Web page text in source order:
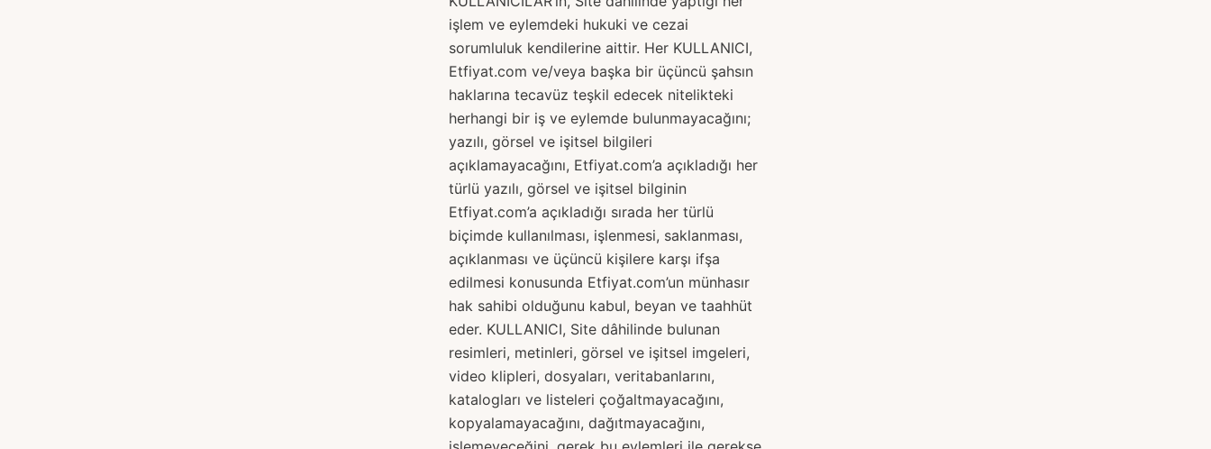
işlem ve eylemdeki hukuki ve cezai
sorumluluk kendilerine aittir. Her KULLANICI,
Etfiyat.com ve/veya başka bir üçüncü şahsın
haklarına tecavüz teşkil edecek nitelikteki
herhangi bir iş ve eylemde bulunmayacağını;
yazılı, görsel ve işitsel bilgileri
açıklamayacağını, Etfiyat.com’a açıkladığı her
türlü yazılı, görsel ve işitsel bilginin
Etfiyat.com’a açıkladığı sırada her türlü
biçimde kullanılması, işlenmesi, saklanması,
açıklanması ve üçüncü kişilere karşı ifşa
edilmesi konusunda Etfiyat.com’un münhasır
hak sahibi olduğunu kabul, beyan ve taahhüt
eder. KULLANICI, Site dâhilinde bulunan
resimleri, metinleri, görsel ve işitsel imgeleri,
video klipleri, dosyaları, veritabanlarını,
katalogları ve listeleri çoğaltmayacağını,
kopyalamayacağını, dağıtmayacağını,